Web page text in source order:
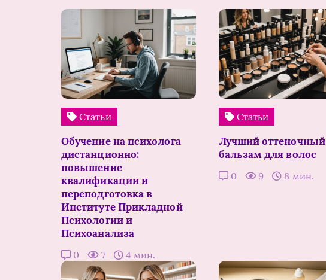
Статьи
Обучение на психолога
дистанционно:
повышение
квалификации и
переподготовка в
Институте Прикладной
Психологии и
Психоанализа
0 7 4 мин.
Статьи
Лучший оттеночный
бальзам для волос
0 9 8 мин.